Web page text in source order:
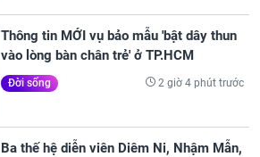
Thông tin MỚI vụ bảo mẫu 'bật dây thun
vào lòng bàn chân trẻ' ở TP.HCM
Đời sống 2 giờ 4 phút trước
Ba thế hệ diễn viên Diêm Ni, Nhậm Mẫn,